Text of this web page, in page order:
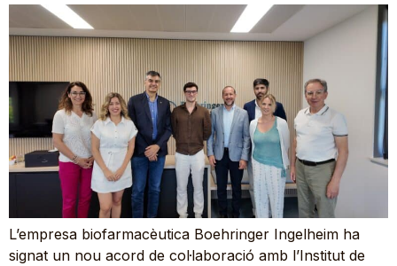
L’empresa biofarmacèutica Boehringer Ingelheim ha
signat un nou acord de col·laboració amb l’Institut de